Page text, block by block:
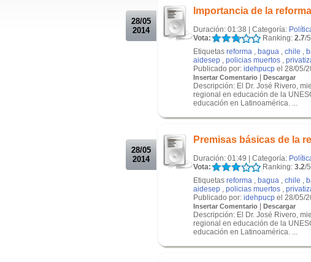
28/05
2014
Importancia de la
Duración: 01:38 | Categoría:
Vota:
Ranking: 2.7/
Etiquetas reforma , bagua , chile ,
aidesep , policias muertos ,
Publicado por: idehpucp el 28/05/
Insertar Comentario | Descargar
Descripción: El Dr. José Rivero,
regional en educación de la
educación en Latinoamérica. ...
28/05
2014
Premisas básicas de la
Duración: 01:49 | Categoría:
Vota:
Ranking: 3.2/
Etiquetas reforma , bagua , chile ,
aidesep , policias muertos ,
Publicado por: idehpucp el 28/05/
Insertar Comentario | Descargar
Descripción: El Dr. José Rivero,
regional en educación de la
educación en Latinoamérica. ...